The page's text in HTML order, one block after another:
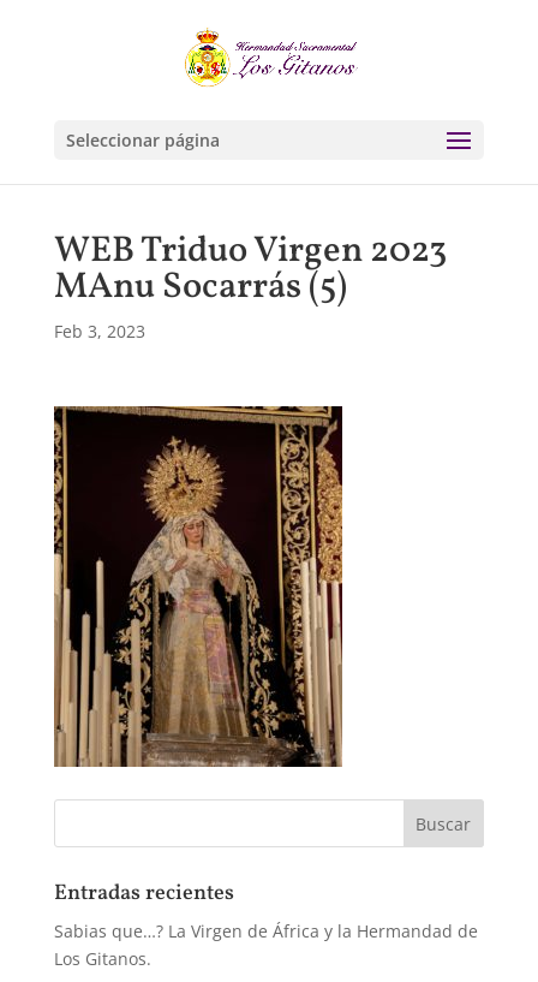
Seleccionar página
WEB Triduo Virgen 2023
MAnu Socarrás (5)
Feb 3, 2023
Entradas recientes
Sabias que…? La Virgen de África y la Hermandad de
Los Gitanos.